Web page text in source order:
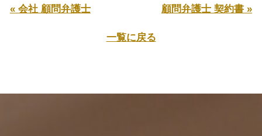
« 会社 顧問弁護士 顧問弁護士 契約書 »
一覧に戻る